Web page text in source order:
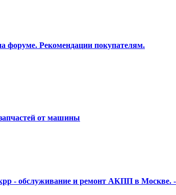
форуме. Рекомендации покупателям.
от машины
- обслуживание и ремонт АКПП в Москве.